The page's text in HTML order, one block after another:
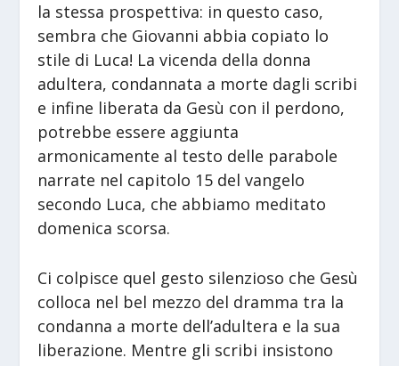
la stessa prospettiva: in questo caso,
sembra che Giovanni abbia copiato lo
stile di Luca! La vicenda della donna
adultera, condannata a morte dagli scribi
e infine liberata da Gesù con il perdono,
potrebbe essere aggiunta
armonicamente al testo delle parabole
narrate nel capitolo 15 del vangelo
secondo Luca, che abbiamo meditato
domenica scorsa.
Ci colpisce quel gesto silenzioso che Gesù
colloca nel bel mezzo del dramma tra la
condanna a morte dell’adultera e la sua
liberazione. Mentre gli scribi insistono